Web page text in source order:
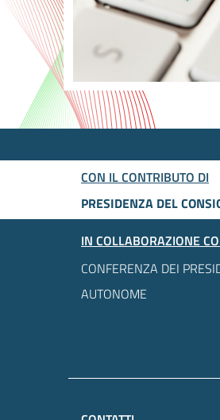
CON IL CONTRIBUTO DI
PRESIDENZA DEL
IN COLLABORAZIONE
CONFERENZA DEI
AUTONOME